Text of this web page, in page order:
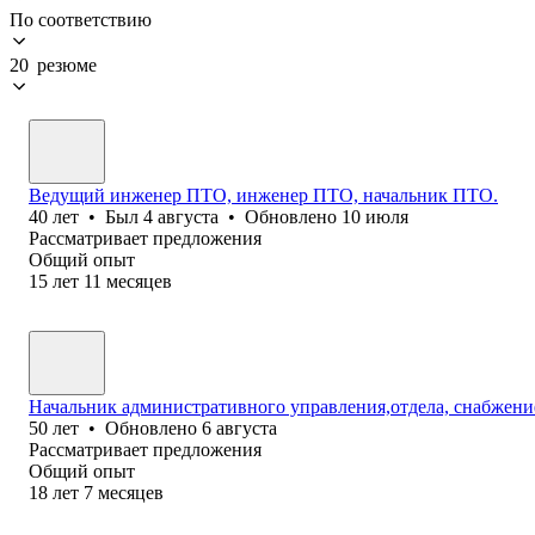
По соответствию
20 резюме
Ведущий инженер ПТО, инженер ПТО, начальник ПТО.
40 лет • Был 4 августа • Обновлено 10 июля
Рассматривает предложения
Общий опыт
15 лет 11 месяцев
Начальник административного управления,отдела,
50 лет • Обновлено 6 августа
Рассматривает предложения
Общий опыт
18 лет 7 месяцев